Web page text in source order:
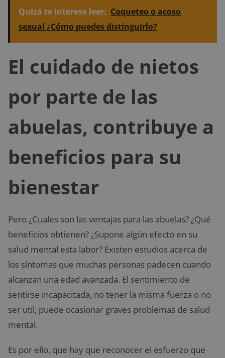
Quizá te interese leer: Coqueteo o acoso
sexual ¿Cómo puedes distinguirlo?
El cuidado de nietos
por parte de las
abuelas, contribuye a
beneficios para su
bienestar
Pero ¿Cuales son las ventajas para las abuelas? ¿Qué
beneficios obtienen? ¿Supone algún efecto en su
salud mental esta labor? Existen estudios acerca de
los síntomas que muchas personas padecen cuando
alcanzan una edad avanzada. El sentimiento de
sentirse incapacitada, no tener la misma fuerza o no
ser util, puede ocasionar graves problemas de salud
mental.
Es por ello, que hay que reconocer el esfuerzo que